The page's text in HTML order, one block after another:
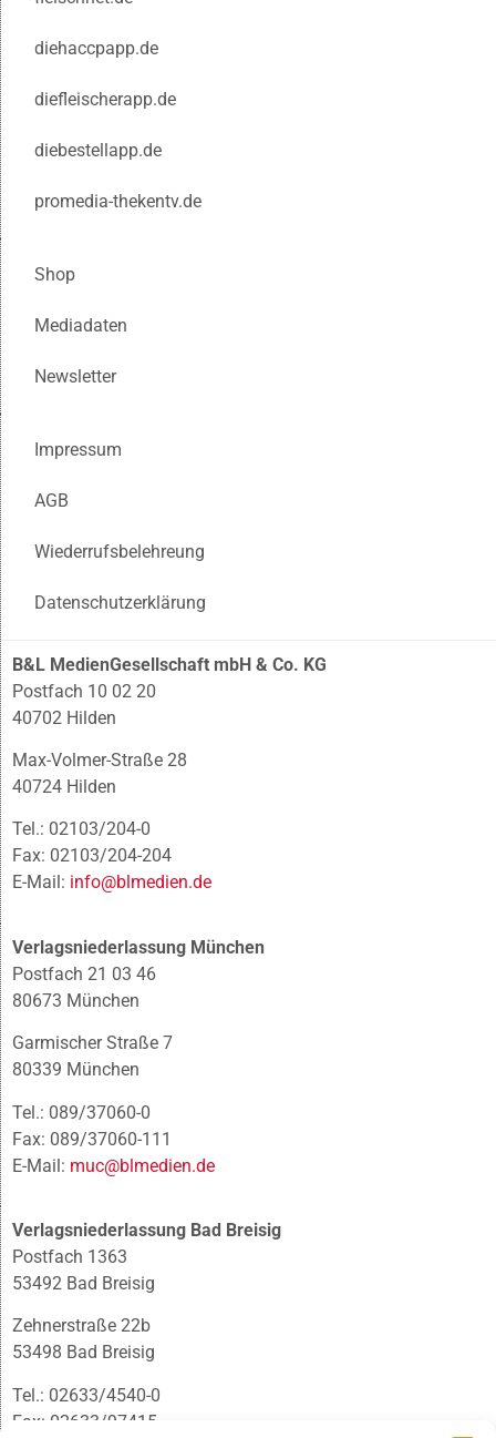
diehaccpapp.de
diefleischerapp.de
diebestellapp.de
promedia-thekentv.de
Shop
Mediadaten
Newsletter
Impressum
AGB
Wiederrufsbelehreung
Datenschutzerklärung
B&L MedienGesellschaft mbH & Co. KG
Postfach 10 02 20
40702 Hilden
Max-Volmer-Straße 28
40724 Hilden
Tel.: 02103/204-0
Fax: 02103/204-204
E-Mail: info@blmedien.de
Verlagsniederlassung München
Postfach 21 03 46
80673 München
Garmischer Straße 7
80339 München
Tel.: 089/37060-0
Fax: 089/37060-111
E-Mail: muc@blmedien.de
Verlagsniederlassung Bad Breisig
Postfach 1363
53492 Bad Breisig
Zehnerstraße 22b
53498 Bad Breisig
Tel.: 02633/4540-0
Fax: 02633/97415